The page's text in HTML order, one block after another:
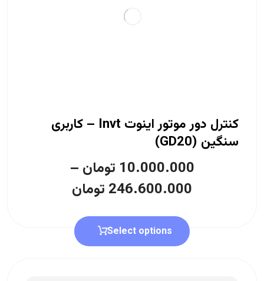
کنترل دور موتور اینوت Invt – کاربری
سنگین (GD20)
10.000.000 تومان –
246.600.000 تومان
Select options